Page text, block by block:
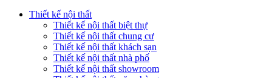
Thiết kế nội thất
Thiết kế nội thất biệt thự
Thiết kế nội thất chung cư
Thiết kế nội thất khách sạn
Thiết kế nội thất nhà phố
Thiết kế nội thất showroom